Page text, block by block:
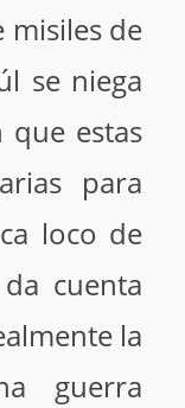
misiles de
se niega
estas
para
loco de
cuenta
la
guerra